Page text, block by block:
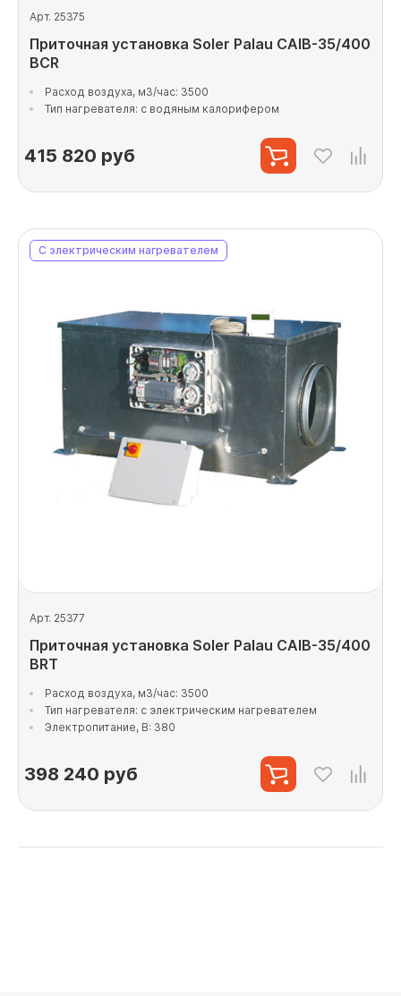
Арт. 25375
Приточная установка Soler Palau CAIB-35/400
BCR
Расход воздуха, м3/час: 3500
Тип нагревателя: с водяным калорифером
415 820 руб
С электрическим нагревателем
Арт. 25377
Приточная установка Soler Palau CAIB-35/400
BRT
Расход воздуха, м3/час: 3500
Тип нагревателя: с электрическим нагревателем
Электропитание, В: 380
398 240 руб